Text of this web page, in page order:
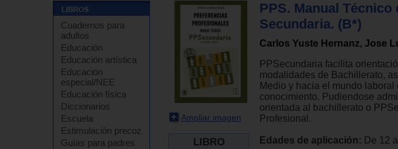
Cuadernos para
adultos
Educación
Educación artística
Educación
especial/NEE
Educación física
Diccionarios
Escuela
Estimulación precoz
Guías para padres
Ampliar imagen
LIBRO
PPS. Manual
Secundaria. (B*)
Carlos Yuste Hernanz, Jose
PPSecundaria facilita
modalidades de Bachillerato,
Medio y hacia el mundo
conocimiento. Pudiendose
orientada al bachillerato o
Profesional.
Edades de aplicación: De 12